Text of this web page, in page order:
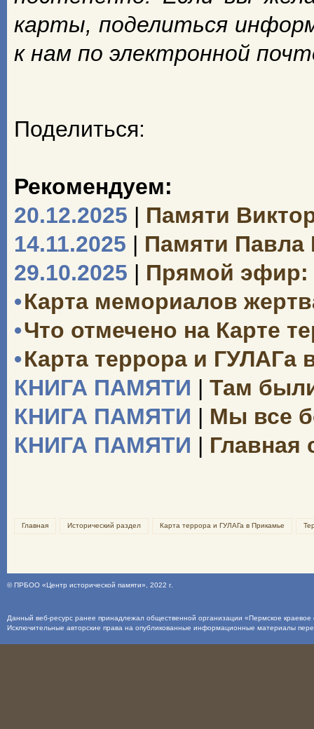
карты, поделиться
к нам по электронной
Поделиться:
Рекомендуем:
20.12.2025 | Памяти
14.11.2025 | Памяти Павла
29.10.2025 | Прямой эфир:
•Карта мемориалов
•Что отмечено на Карте
•Карта террора и ГУЛАГа
КНИГА ПАМЯТИ | Там
КНИГА ПАМЯТИ | Мы все
КНИГА ПАМЯТИ | Главная
Главная Исторический раздел Карта террора и ГУЛАГа в Прикамье
©ПРБОО «Центр исторической памяти» , 2022 г.
Данный веб-ресурс ранее принадлежал общественной организации «Пермское
Исключительные авторские права на опубликованные информационные материалы